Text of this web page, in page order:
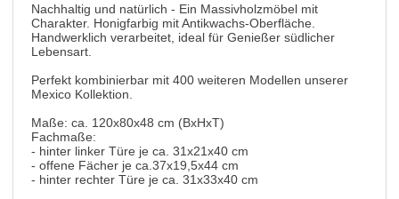
Nachhaltig und natürlich - Ein Massivholzmöbel mit
Charakter. Honigfarbig mit Antikwachs-Oberfläche.
Handwerklich verarbeitet, ideal für Genießer südlicher
Lebensart.
Perfekt kombinierbar mit 400 weiteren Modellen unserer
Mexico Kollektion.
Maße: ca. 120x80x48 cm (BxHxT)
Fachmaße:
- hinter linker Türe je ca. 31x21x40 cm
- offene Fächer je ca.37x19,5x44 cm
- hinter rechter Türe je ca. 31x33x40 cm